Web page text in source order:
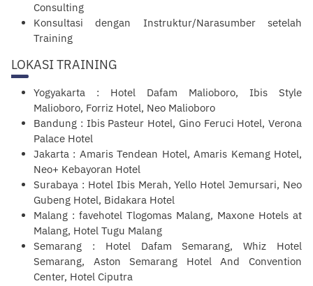
Consulting
Konsultasi dengan Instruktur/Narasumber setelah
Training
LOKASI TRAINING
Yogyakarta : Hotel Dafam Malioboro, Ibis Style
Malioboro, Forriz Hotel, Neo Malioboro
Bandung : Ibis Pasteur Hotel, Gino Feruci Hotel, Verona
Palace Hotel
Jakarta : Amaris Tendean Hotel, Amaris Kemang Hotel,
Neo+ Kebayoran Hotel
Surabaya : Hotel Ibis Merah, Yello Hotel Jemursari, Neo
Gubeng Hotel, Bidakara Hotel
Malang : favehotel Tlogomas Malang, Maxone Hotels at
Malang, Hotel Tugu Malang
Semarang : Hotel Dafam Semarang, Whiz Hotel
Semarang, Aston Semarang Hotel And Convention
Center, Hotel Ciputra